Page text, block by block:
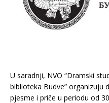
U saradnji, NVO “Dramski
biblioteka Budve” organizuju
pjesme i priče u periodu od